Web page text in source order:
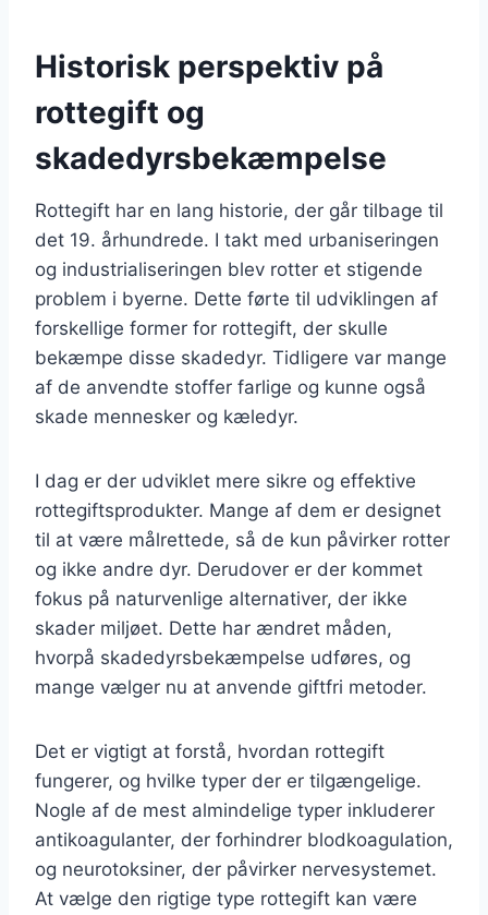
Historisk perspektiv på
rottegift og
skadedyrsbekæmpelse
Rottegift har en lang historie, der går tilbage til
det 19. århundrede. I takt med urbaniseringen
og industrialiseringen blev rotter et stigende
problem i byerne. Dette førte til udviklingen af
forskellige former for rottegift, der skulle
bekæmpe disse skadedyr. Tidligere var mange
af de anvendte stoffer farlige og kunne også
skade mennesker og kæledyr.
I dag er der udviklet mere sikre og effektive
rottegiftsprodukter. Mange af dem er designet
til at være målrettede, så de kun påvirker rotter
og ikke andre dyr. Derudover er der kommet
fokus på naturvenlige alternativer, der ikke
skader miljøet. Dette har ændret måden,
hvorpå skadedyrsbekæmpelse udføres, og
mange vælger nu at anvende giftfri metoder.
Det er vigtigt at forstå, hvordan rottegift
fungerer, og hvilke typer der er tilgængelige.
Nogle af de mest almindelige typer inkluderer
antikoagulanter, der forhindrer blodkoagulation,
og neurotoksiner, der påvirker nervesystemet.
At vælge den rigtige type rottegift kan være